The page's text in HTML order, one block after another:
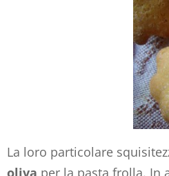
La loro particolare